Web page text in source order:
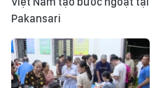
Pakansari